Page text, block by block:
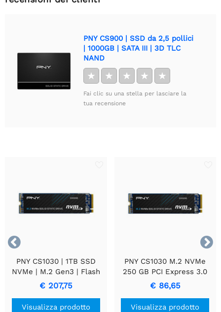
PNY CS900 | SSD da 2,5 pollici
| 1000GB | SATA III | 3D TLC
NAND
★ ★ ★ ★ ★
Fai clic su una stella per lasciare la
tua recensione


PNY CS1030 | 1TB SSD
NVMe | M.2 Gen3 | Flash
3D NAND | 2.100 MB/s
Lettura | 1.900 MB/s
Scrittura
€ 207,75
Visualizza prodotto
PNY CS1030 M.2 NVMe
250 GB PCI Express 3.0
€ 86,65
Visualizza prodotto